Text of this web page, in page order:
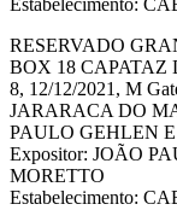
Estabelecimento:
RESERVADO
BOX 18 CAPATAZ
8, 12/12/2021, M
JARARACA DO
PAULO GEHLEN
Expositor: JOÃO
MORETTO
Estabelecimento: